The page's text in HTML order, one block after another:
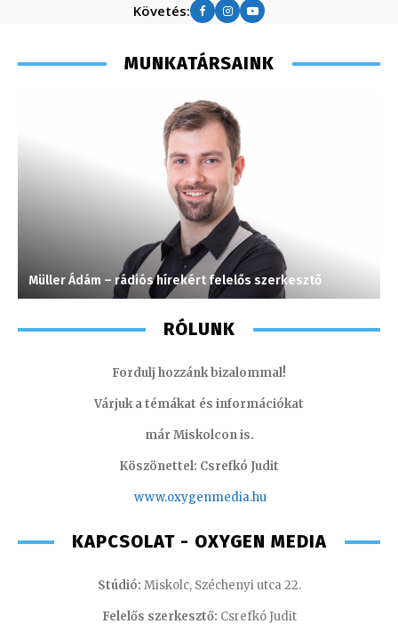
Követés:
MUNKATÁRSAINK
Müller Ádám – rádiós hírekért felelős szerkesztő
RÓLUNK
Fordulj hozzánk bizalommal!
Várjuk a témákat és információkat
már Miskolcon is.
Köszönettel: Csrefkó Judit
www.oxygenmedia.hu
KAPCSOLAT - OXYGEN MEDIA
Stúdió: Miskolc, Széchenyi utca 22.
Felelős szerkesztő: Csrefkó Judit